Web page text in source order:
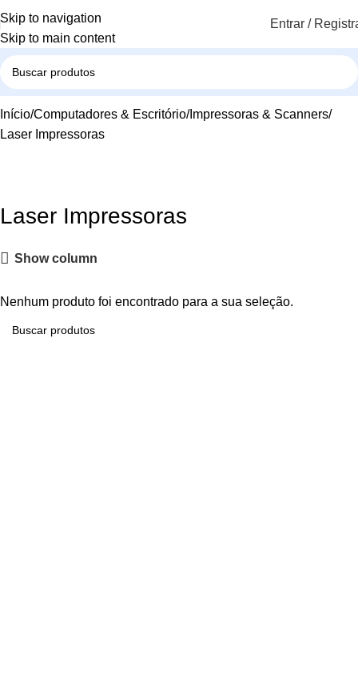
Skip to navigation
Skip to main content
Entrar /
Início Computadores & Escritório Impressoras & Scanners
Laser Impressoras
Laser Impressoras
Show column
Nenhum produto foi encontrado para a sua seleção.